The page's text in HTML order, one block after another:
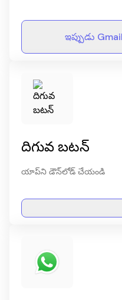
ఇప్పుడు
దిగువ బటన్
యాప్‌ని డౌన్‌లోడ్ చేయండి